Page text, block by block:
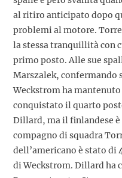
al ritiro anticipato dopo
problemi al motore.
la stessa tranquillità con
primo posto. Alle sue
Marszalek, confermando
Weckstrom ha
conquistato il quarto
Dillard, ma il finlandese
compagno di squadra
dell’americano è stato di
di Weckstrom. Dillard ha